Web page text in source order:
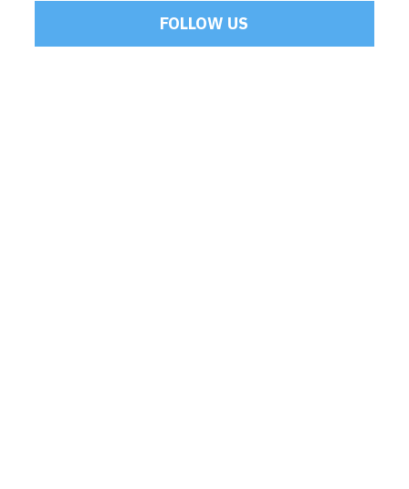
FOLLOW US